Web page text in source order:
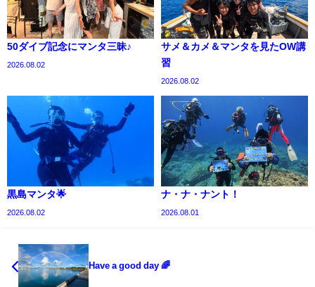
50ダイブ記念にマンタ三昧♪
2026.08.02
サメ＆カメ＆マンタを見たOW講
習
2026.08.02
黒島マンタ🌟
2026.08.02
ナ・ナ・ナント！
2026.08.01
Have a good day 🌈